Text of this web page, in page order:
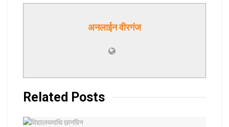
अनलाईन वीरगंज
Related Posts